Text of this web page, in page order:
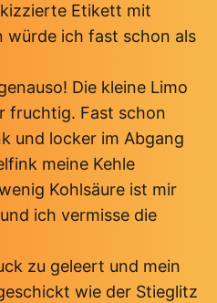
Etikett mit
würde ich fast schon als
Die kleine Limo
fruchtig. Fast schon
und locker im Abgang
meine Kehle
Kohlsäure ist mir
ich vermisse die
zu geleert und mein
wie der Stieglitz